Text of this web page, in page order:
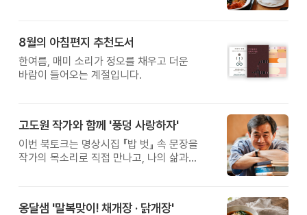
받은 이계호 교수와 함께하는 태초먹거리
황금변 캠프
8월의 아침편지 추천도서
한여름, 매미 소리가 정오를 채우고 더운
바람이 들어오는 계절입니다.
고도원 작가와 함께 '풍덩 사랑하자'
이번 북토크는 명상시집 『밥 벗』 속 문장을
작가의 목소리로 직접 만나고, 나의 삶과
옹달샘 '말복맞이! 채개장 · 닭개장'